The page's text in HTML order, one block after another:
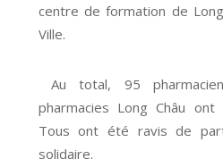
centre de formation de
Ville.
Au total, 95
pharmacies Long Châu
Tous ont été ravis de
solidaire.